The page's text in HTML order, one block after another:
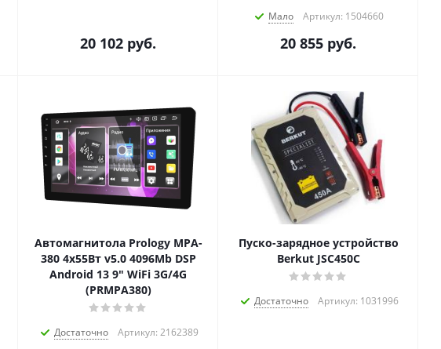
20 102 руб.
Мало Артикул: 1504660
20 855 руб.
Автомагнитола Prology MPA-
380 4x55Вт v5.0 4096Mb DSP
Android 13 9" WiFi 3G/4G
(PRMPA380)
Достаточно Артикул: 2162389
Пуско-зарядное устройство
Berkut JSC450С
Достаточно Артикул: 1031996